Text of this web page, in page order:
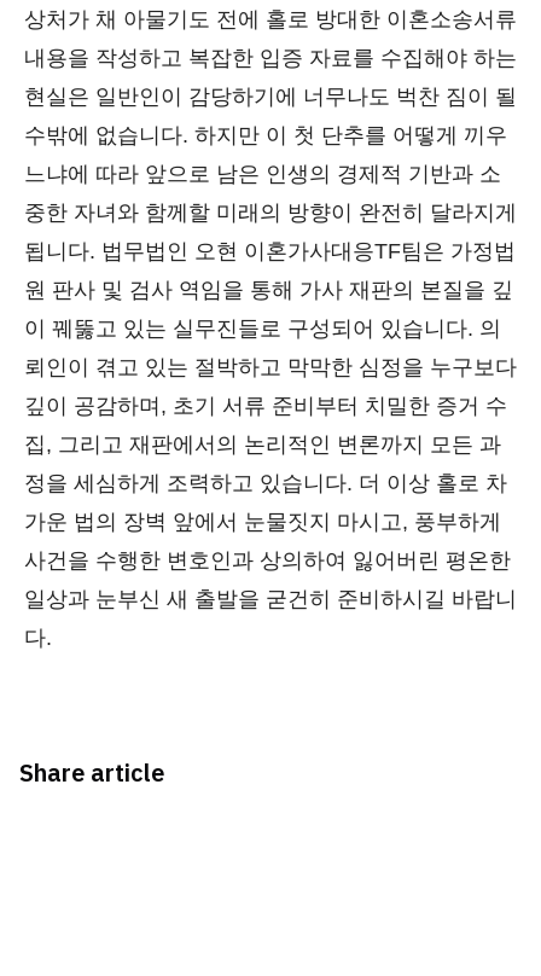
상처가 채 아물기도 전에 홀로 방대한 이혼소송서류
내용을 작성하고 복잡한 입증 자료를 수집해야 하는
현실은 일반인이 감당하기에 너무나도 벅찬 짐이 될
수밖에 없습니다. 하지만 이 첫 단추를 어떻게 끼우
느냐에 따라 앞으로 남은 인생의 경제적 기반과 소
중한 자녀와 함께할 미래의 방향이 완전히 달라지게
됩니다. 법무법인 오현 이혼가사대응TF팀은 가정법
원 판사 및 검사 역임을 통해 가사 재판의 본질을 깊
이 꿰뚫고 있는 실무진들로 구성되어 있습니다. 의
뢰인이 겪고 있는 절박하고 막막한 심정을 누구보다
깊이 공감하며, 초기 서류 준비부터 치밀한 증거 수
집, 그리고 재판에서의 논리적인 변론까지 모든 과
정을 세심하게 조력하고 있습니다. 더 이상 홀로 차
가운 법의 장벽 앞에서 눈물짓지 마시고, 풍부하게
사건을 수행한 변호인과 상의하여 잃어버린 평온한
일상과 눈부신 새 출발을 굳건히 준비하시길 바랍니
다.
Share article